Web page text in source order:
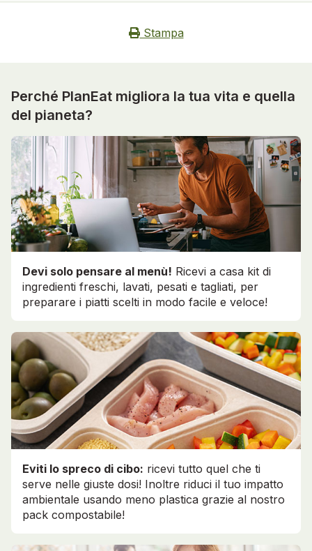
Stampa
Perché PlanEat migliora la tua vita e quella
del pianeta?
Devi solo pensare al menù! Ricevi a casa kit di
ingredienti freschi, lavati, pesati e tagliati, per
preparare i piatti scelti in modo facile e veloce!
Eviti lo spreco di cibo: ricevi tutto quel che ti
serve nelle giuste dosi! Inoltre riduci il tuo impatto
ambientale usando meno plastica grazie al nostro
pack compostabile!